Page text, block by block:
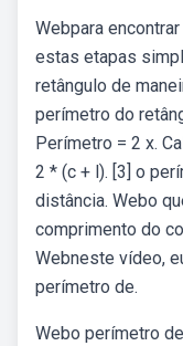
Webpara
estas etapas
retângulo de
perímetro do
Perímetro = 2 x.
2 * (c + l). [3] o
distância. Webo
comprimento do
Webneste vídeo,
perímetro de.
Webo perímetro